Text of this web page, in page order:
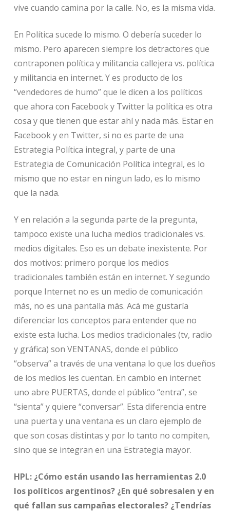
vive cuando camina por la calle. No, es la misma vida.
En Política sucede lo mismo. O debería suceder lo
mismo. Pero aparecen siempre los detractores que
contraponen política y militancia callejera vs. política
y militancia en internet. Y es producto de los
“vendedores de humo” que le dicen a los políticos
que ahora con Facebook y Twitter la política es otra
cosa y que tienen que estar ahí y nada más. Estar en
Facebook y en Twitter, si no es parte de una
Estrategia Política integral, y parte de una
Estrategia de Comunicación Política integral, es lo
mismo que no estar en ningun lado, es lo mismo
que la nada.
Y en relación a la segunda parte de la pregunta,
tampoco existe una lucha medios tradicionales vs.
medios digitales. Eso es un debate inexistente. Por
dos motivos: primero porque los medios
tradicionales también están en internet. Y segundo
porque Internet no es un medio de comunicación
más, no es una pantalla más. Acá me gustaría
diferenciar los conceptos para entender que no
existe esta lucha. Los medios tradicionales (tv, radio
y gráfica) son VENTANAS, donde el público
“observa” a través de una ventana lo que los dueños
de los medios les cuentan. En cambio en internet
uno abre PUERTAS, donde el público “entra”, se
“sienta” y quiere “conversar”. Esta diferencia entre
una puerta y una ventana es un claro ejemplo de
que son cosas distintas y por lo tanto no compiten,
sino que se integran en una Estrategia mayor.
HPL: ¿Cómo están usando las herramientas 2.0
los políticos argentinos? ¿En qué sobresalen y en
qué fallan sus campañas electorales? ¿Tendrías